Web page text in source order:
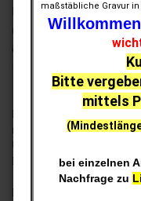
maßstäbliche Gravur
Bitte
mittels
bei einzelnen
Nachfrage zu
Unsere
den bisherigen
aufkleben.
Präzisionsgravur in
realistische maßstäbliche
Unsere Ladeböden
Funierholz hat immer
Ladeböden HO